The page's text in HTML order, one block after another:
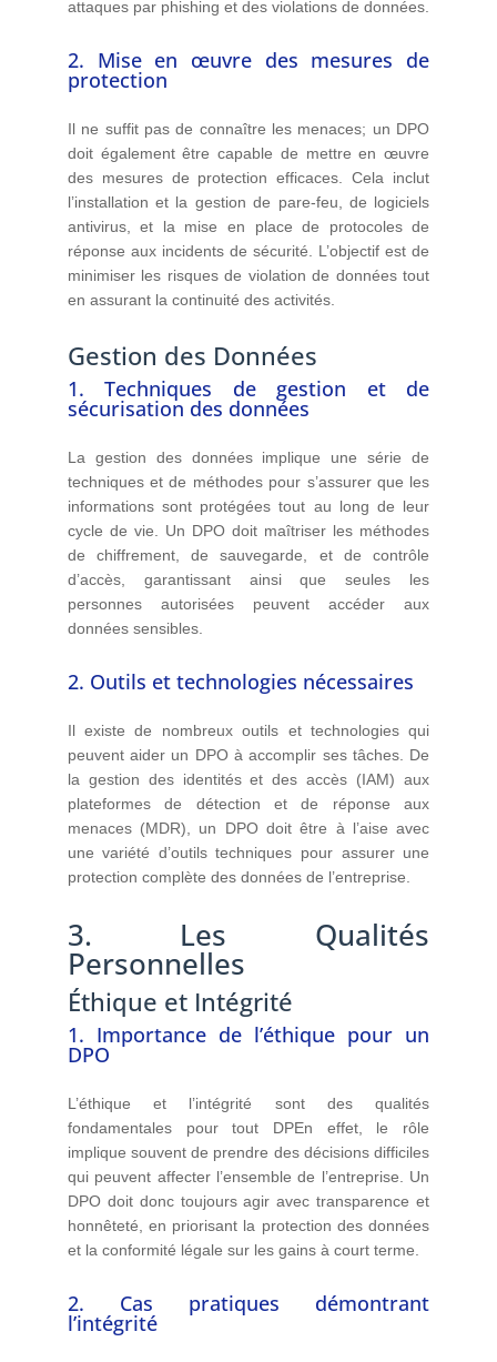
attaques par phishing et des violations de données.
2. Mise en œuvre des mesures de
protection
Il ne suffit pas de connaître les menaces; un DPO
doit également être capable de mettre en œuvre
des mesures de protection efficaces. Cela inclut
l’installation et la gestion de pare-feu, de logiciels
antivirus, et la mise en place de protocoles de
réponse aux incidents de sécurité. L’objectif est de
minimiser les risques de violation de données tout
en assurant la continuité des activités.
Gestion des Données
1. Techniques de gestion et de
sécurisation des données
La gestion des données implique une série de
techniques et de méthodes pour s’assurer que les
informations sont protégées tout au long de leur
cycle de vie. Un DPO doit maîtriser les méthodes
de chiffrement, de sauvegarde, et de contrôle
d’accès, garantissant ainsi que seules les
personnes autorisées peuvent accéder aux
données sensibles.
2. Outils et technologies nécessaires
Il existe de nombreux outils et technologies qui
peuvent aider un DPO à accomplir ses tâches. De
la gestion des identités et des accès (IAM) aux
plateformes de détection et de réponse aux
menaces (MDR), un DPO doit être à l’aise avec
une variété d’outils techniques pour assurer une
protection complète des données de l’entreprise.
3. Les Qualités
Personnelles
Éthique et Intégrité
1. Importance de l’éthique pour un
DPO
L’éthique et l’intégrité sont des qualités
fondamentales pour tout DPEn effet, le rôle
implique souvent de prendre des décisions difficiles
qui peuvent affecter l’ensemble de l’entreprise. Un
DPO doit donc toujours agir avec transparence et
honnêteté, en priorisant la protection des données
et la conformité légale sur les gains à court terme.
2. Cas pratiques démontrant
l’intégrité